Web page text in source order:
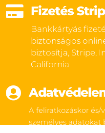
 Fizetés
Bankkártyás
biztonságos
biztosítja, Stripe,
California

A feliratkozáskor
személyes adatokat